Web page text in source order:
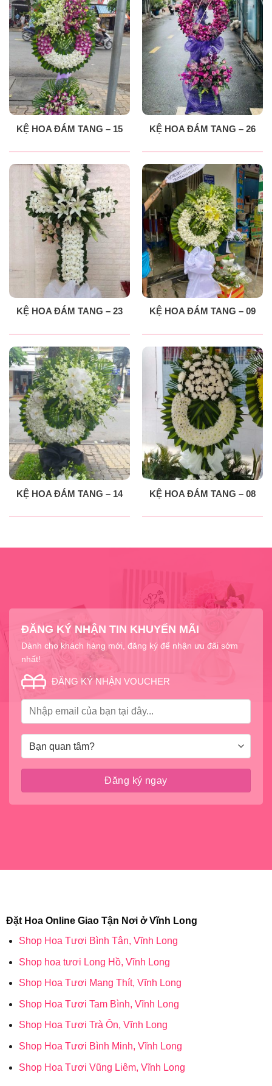
KỆ HOA ĐÁM TANG – 15 KỆ HOA ĐÁM TANG – 26
KỆ HOA ĐÁM TANG – 23 KỆ HOA ĐÁM TANG – 09
KỆ HOA ĐÁM TANG – 14 KỆ HOA ĐÁM TANG – 08
ĐĂNG KÝ NHẬN TIN KHUYẾN MÃI
Dành cho khách hàng mới, đăng ký để nhận ưu đãi sớm
nhất!
ĐĂNG KÝ NHẬN VOUCHER
Đặt Hoa Online Giao Tận Nơi ở Vĩnh Long
Shop Hoa Tươi Bình Tân, Vĩnh Long
Shop hoa tươi Long Hồ, Vĩnh Long
Shop Hoa Tươi Mang Thít, Vĩnh Long
Shop Hoa Tươi Tam Bình, Vĩnh Long
Shop Hoa Tươi Trà Ôn, Vĩnh Long
Shop Hoa Tươi Bình Minh, Vĩnh Long
Shop Hoa Tươi Vũng Liêm, Vĩnh Long